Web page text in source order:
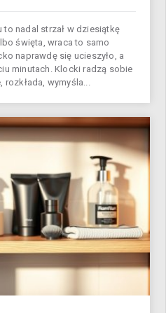
nadal strzał w dziesiątkę
święta, wraca to samo
naprawdę się ucieszyło, a
minutach. Klocki radzą sobie
rozkłada, wymyśla...